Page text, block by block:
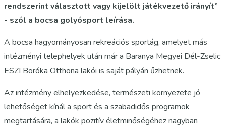
rendszerint választott vagy kijelölt játékvezető irányít”
- szól a bocsa golyósport leírása.
A bocsa hagyományosan rekreációs sportág, amelyet más
intézményi telephelyek után már a Baranya Megyei Dél-Zselic
ESZI Boróka Otthona lakói is saját pályán űzhetnek.
Az intézmény elhelyezkedése, természeti környezete jó
lehetőséget kínál a sport és a szabadidős programok
megtartására, a lakók pozitív életminőségéhez nagyban